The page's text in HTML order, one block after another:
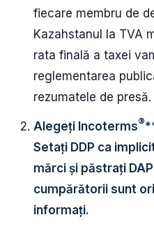
fiecare membru de
Kazahstanul la TVA
rata finală a taxei
reglementarea
rezumatele de presă.
Alegeți Incoterms®
Setați DDP ca
mărci și păstrați
cumpărătorii sunt
informați.